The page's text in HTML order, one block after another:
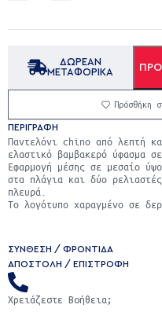
ΔΩΡΕΑΝ
ΜΕΤΑΦΟΡΙΚΑ
Πρόσθήκη
ΠΕΡΙΓΡΑΦΉ
Παντελόνι chino από λεπτή
ελαστικό βαμβακερό ύφασμα
Εφαρμογή μέσης σε μεσαίο
στα πλάγια και δύο
πλευρά.
Το λογότυπο χαραγμένο σε
ΣΥΝΘΕΣΗ / ΦΡΟΝΤΙΔΑ
ΑΠΟΣΤΟΛΉ / ΕΠΙΣΤΡΟΦΉ
Χρειάζεστε Βοήθεια;